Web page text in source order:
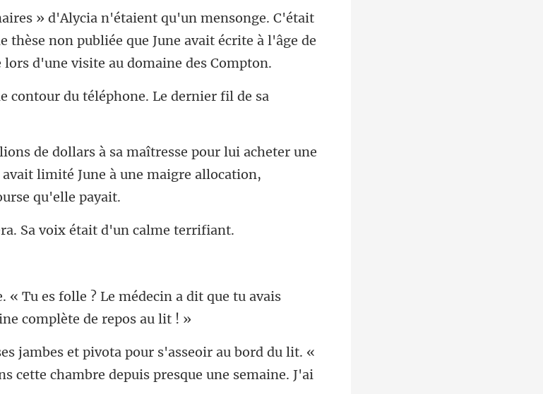
thèse non publiée que June avait écrite à l'âg
contour du téléphone. Le derni
ui acheter une
limité June à une
Sa voix était
Le médecin a dit que tu avais
oir au bord du lit. «
cette